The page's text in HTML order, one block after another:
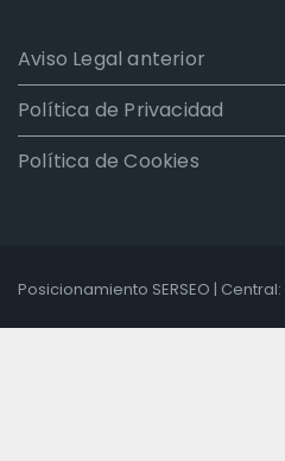
Aviso Legal anterior
Política de Privacidad
Política de Cookies
Posicionamiento SERSEO | Central: